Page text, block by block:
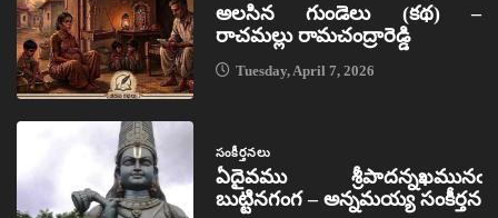
అలసిన గుండెలు (కథ) –
రాచమల్లు రామచంద్రారెడ్డి
Tuesday, April 7, 2026
సంకీర్తనలు
ఏదైవము శ్రీపాదన్నఖమునఁ
బుట్టినగంగ – అన్నమయ్య సంకీర్తన